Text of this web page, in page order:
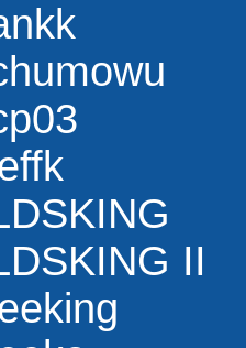
II